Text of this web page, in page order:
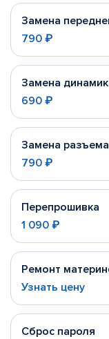
Замена
790 ₽
Замена
690 ₽
Замена
790 ₽
Перепрошивка
1 090 ₽
Ремонт
Узнать цену
Сброс пароля